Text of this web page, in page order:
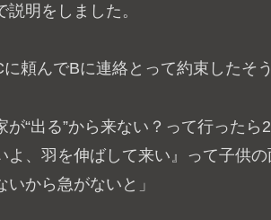
説明をしました。
頼んでBに連絡とって約束したそう
が“出る”から来ない？って行った
よ、羽を伸ばして来い』って子供の
いから急がないと」